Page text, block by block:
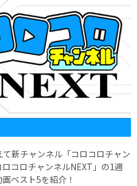
新チャンネル「コロコロチャン
コロチャンネルNEXT」の1週
ベスト5を紹介！